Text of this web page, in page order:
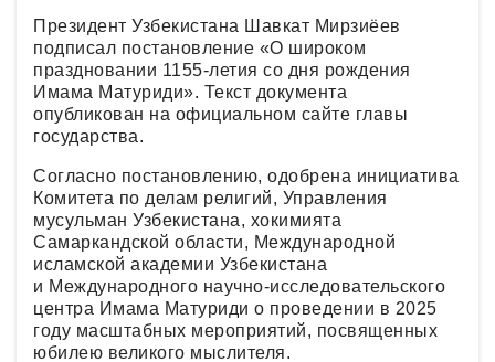
Президент Узбекистана Шавкат Мирзиёев
подписал постановление «О широком
праздновании 1155-летия со дня рождения
Имама Матуриди». Текст документа
опубликован на официальном сайте главы
государства.
Согласно постановлению, одобрена инициатива
Комитета по делам религий, Управления
мусульман Узбекистана, хокимията
Самаркандской области, Международной
исламской академии Узбекистана
и Международного научно-исследовательского
центра Имама Матуриди о проведении в 2025
году масштабных мероприятий, посвященных
юбилею великого мыслителя.